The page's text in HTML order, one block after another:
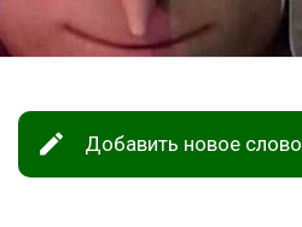
Добавить новое слово